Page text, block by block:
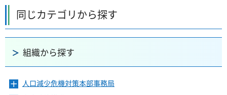
同じカテゴリから探す
組織から探す
メ
人口減少危機対策本部事務局